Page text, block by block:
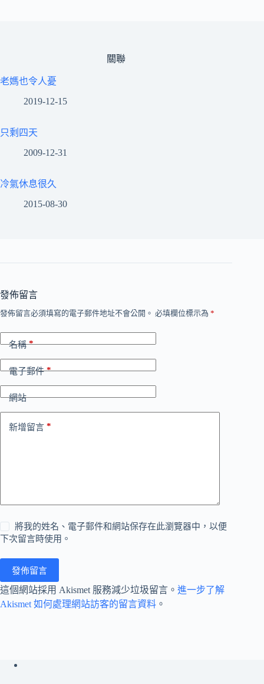
關聯
老媽也令人憂
2019-12-15
只剩四天
2009-12-31
冷氣休息很久
2015-08-30
發佈留言
發佈留言必須填寫的電子郵件地址不會公開。 必填欄位標示為 *
名稱*
電子郵件*
網站
新增留言 *
將我的姓名、電子郵件和網站保存在此瀏覽器中，以便
下次留言時使用。
發佈留言
這個網站採用 Akismet 服務減少垃圾留言。 進一步了解
Akismet 如何處理網站訪客的留言資料 。